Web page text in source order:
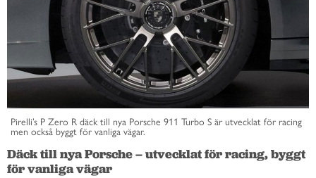
Pirelli’s P Zero R däck till nya Porsche 911 Turbo S är utvecklat för racing
men också byggt för vanliga vägar.
Däck till nya Porsche – utvecklat för racing, byggt
för vanliga vägar